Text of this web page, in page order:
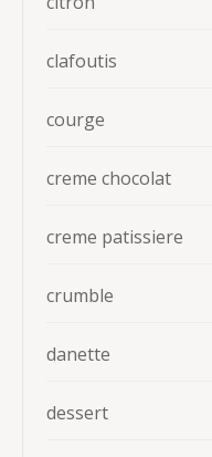
clafoutis
courge
creme chocolat
creme patissiere
crumble
danette
dessert